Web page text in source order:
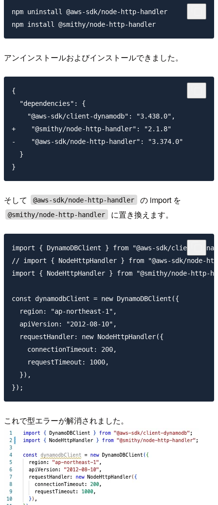
npm uninstall @aws-sdk/node-http-handler
アンインストールおよびインストールできました。
{
  "dependencies": {
    "@aws-sdk/client-dynamodb": "3.438.0",
+    "@smithy/node-http-handler": "2.1.8"
-    "@aws-sdk/node-http-handler": "3.374.0"
  }
そして @aws-sdk/node-http-handler の import を
@smithy/node-http-handler に置き換えます。
import { DynamoDBClient } from "@aws-sdk/client-
// import { NodeHttpHandler } from "@aws-sdk/node-
import { NodeHttpHandler } from "@smithy/node-http-
const dynamodbClient = new DynamoDBClient({
  region: "ap-northeast-1",
  apiVersion: "2012-08-10",
  requestHandler: new NodeHttpHandler({
    connectionTimeout: 200,
    requestTimeout: 1000,
  }),
これで型エラーが解消されました。